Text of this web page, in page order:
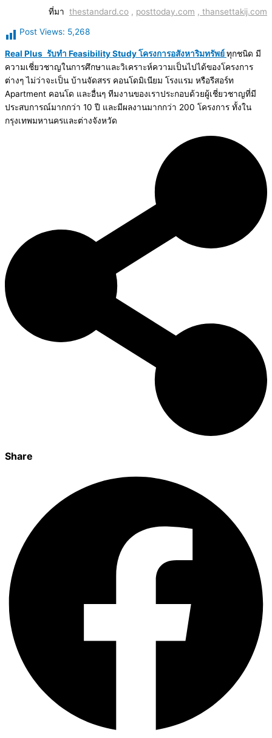
ที่มา thestandard.co , posttoday.com , thansettakij.com
Post Views: 5,268
Real Plus รับทำ Feasibility Study โครงการอสังหาริมทรัพย์ทุกชนิด มี
ความเชี่ยวชาญในการศึกษาและวิเคราะห์ความเป็นไปได้ของโครงการ
ต่างๆ ไม่ว่าจะเป็น บ้านจัดสรร คอนโดมิเนียม โรงแรม หรือรีสอร์ท
Apartment คอนโด และอื่นๆ ทีมงานของเราประกอบด้วยผู้เชี่ยวชาญที่มี
ประสบการณ์มากกว่า 10 ปี และมีผลงานมากกว่า 200 โครงการ ทั้งใน
กรุงเทพมหานครและต่างจังหวัด
Share